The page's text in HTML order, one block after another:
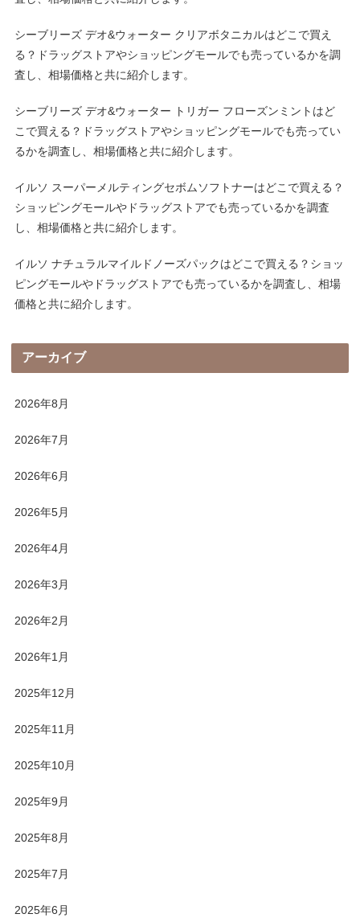
シーブリーズ デオ&ウォーター クリアボタニカルはどこで買え
る？ドラッグストアやショッピングモールでも売っているかを調
査し、相場価格と共に紹介します。
シーブリーズ デオ&ウォーター トリガー フローズンミントはど
こで買える？ドラッグストアやショッピングモールでも売ってい
るかを調査し、相場価格と共に紹介します。
イルソ スーパーメルティングセボムソフトナーはどこで買える？
ショッピングモールやドラッグストアでも売っているかを調査
し、相場価格と共に紹介します。
イルソ ナチュラルマイルドノーズパックはどこで買える？ショッ
ピングモールやドラッグストアでも売っているかを調査し、相場
価格と共に紹介します。
アーカイブ
2026年8月
2026年7月
2026年6月
2026年5月
2026年4月
2026年3月
2026年2月
2026年1月
2025年12月
2025年11月
2025年10月
2025年9月
2025年8月
2025年7月
2025年6月